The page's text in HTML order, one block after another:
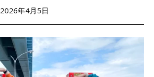
2026年4月5日